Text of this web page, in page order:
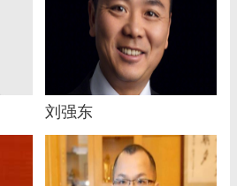
刘强东